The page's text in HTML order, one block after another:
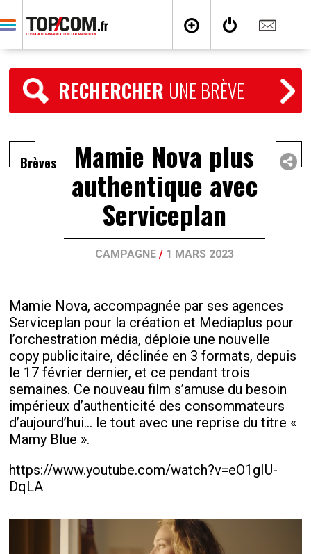
RECHERCHER UNE BRÈVE
Brèves Mamie Nova plus
authentique avec
Serviceplan
CAMPAGNE/ 1 MARS 2023
Mamie Nova, accompagnée par ses agences
Serviceplan pour la création et Mediaplus pour
l’orchestration média, déploie une nouvelle
copy publicitaire, déclinée en 3 formats, depuis
le 17 février dernier, et ce pendant trois
semaines. Ce nouveau film s’amuse du besoin
impérieux d’authenticité des consommateurs
d’aujourd’hui… le tout avec une reprise du titre «
Mamy Blue ».
https://www.youtube.com/watch?v=eO1gIU-
DqLA